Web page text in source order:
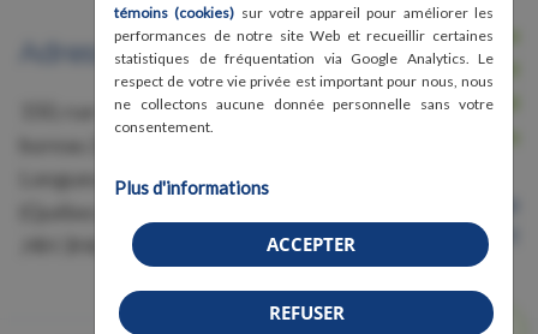
Adresse
150, rue Grant,
Longueuil
Nous joindre
Avis légal, conditions d'utilisation et
confidentialité
Organisme de bienfaisance
Numéro 87583011RR0001
témoins (cookies) sur votre appareil pour améliorer les
performances de notre site Web et recueillir certaines
statistiques de fréquentation via Google Analytics. Le
respect de votre vie privée est important pour nous, nous
ne collectons aucune donnée personnelle sans votre
consentement.
Plus d'informations
ACCEPTER
REFUSER